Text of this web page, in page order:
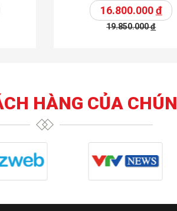
16.800.000đ
19.850.000đ
HÀNG CỦA